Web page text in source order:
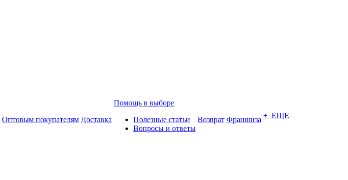
Оптовым покупателям Доставка
Помощь в выборе
Полезные статьи
Вопросы и ответы
Возврат Франшиза + ЕЩЕ